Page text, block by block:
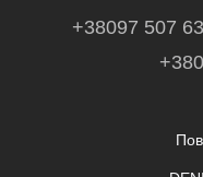
+38097 507